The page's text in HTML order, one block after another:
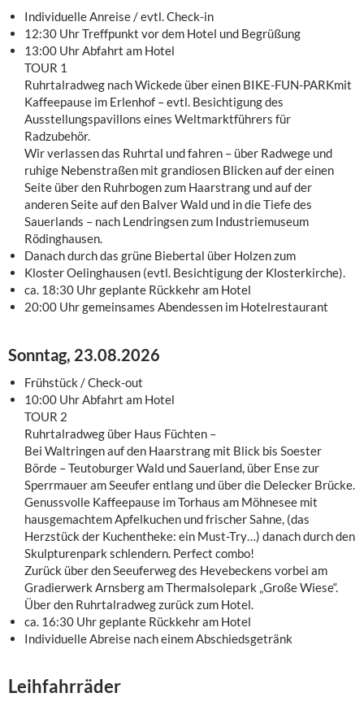
Individuelle Anreise / evtl. Check-in
12:30 Uhr Treffpunkt vor dem Hotel und Begrüßung
13:00 Uhr Abfahrt am Hotel
TOUR 1
Ruhrtalradweg nach Wickede über einen BIKE-FUN-PARKmit
Kaffeepause im Erlenhof – evtl. Besichtigung des
Ausstellungspavillons eines Weltmarktführers für
Radzubehör.
Wir verlassen das Ruhrtal und fahren – über Radwege und
ruhige Nebenstraßen mit grandiosen Blicken auf der einen
Seite über den Ruhrbogen zum Haarstrang und auf der
anderen Seite auf den Balver Wald und in die Tiefe des
Sauerlands – nach Lendringsen zum Industriemuseum
Rödinghausen.
Danach durch das grüne Biebertal über Holzen zum
Kloster Oelinghausen (evtl. Besichtigung der Klosterkirche).
ca. 18:30 Uhr geplante Rückkehr am Hotel
20:00 Uhr gemeinsames Abendessen im Hotelrestaurant
Sonntag, 23.08.2026
Frühstück / Check-out
10:00 Uhr Abfahrt am Hotel
TOUR 2
Ruhrtalradweg über Haus Füchten –
Bei Waltringen auf den Haarstrang mit Blick bis Soester
Börde – Teutoburger Wald und Sauerland, über Ense zur
Sperrmauer am Seeufer entlang und über die Delecker Brücke.
Genussvolle Kaffeepause im Torhaus am Möhnesee mit
hausgemachtem Apfelkuchen und frischer Sahne, (das
Herzstück der Kuchentheke: ein Must-Try…) danach durch den
Skulpturenpark schlendern. Perfect combo!
Zurück über den Seeuferweg des Hevebeckens vorbei am
Gradierwerk Arnsberg am Thermalsolepark „Große Wiese“.
Über den Ruhrtalradweg zurück zum Hotel.
ca. 16:30 Uhr geplante Rückkehr am Hotel
Individuelle Abreise nach einem Abschiedsgetränk
Leihfahrräder